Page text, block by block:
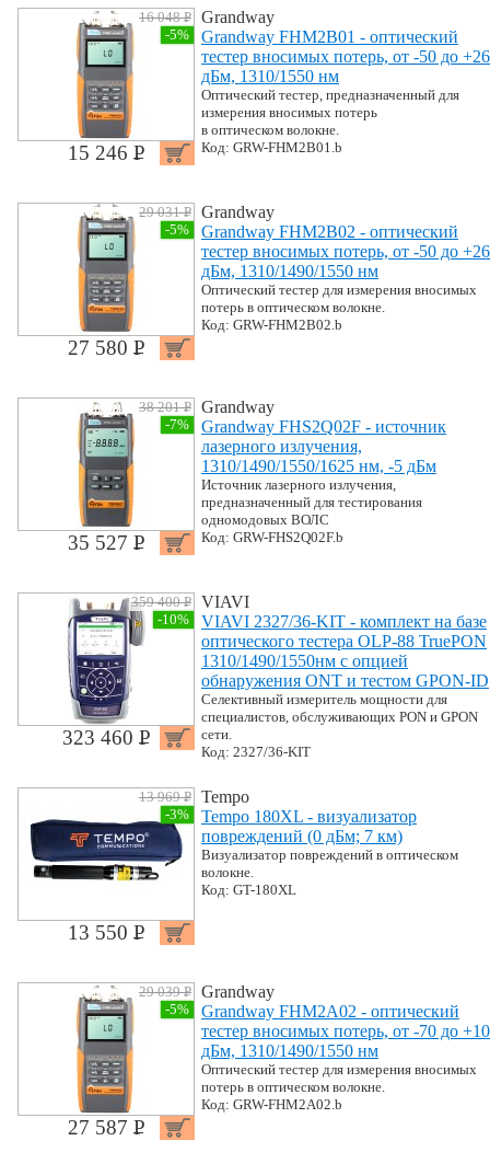
16 048 PУБ.
-5%
15 246 P УБ.
Grandway
Grandway FHM2B01 - оптический
тестер вносимых потерь, от -50 до +26
дБм, 1310/1550 нм
Оптический тестер, предназначенный для
измерения вносимых потерь
в оптическом волокне.
Код: GRW-FHM2B01.b
29 031 PУБ.
-5%
27 580 P УБ.
Grandway
Grandway FHM2B02 - оптический
тестер вносимых потерь, от -50 до +26
дБм, 1310/1490/1550 нм
Оптический тестер для измерения вносимых
потерь в оптическом волокне.
Код: GRW-FHM2B02.b
38 201 PУБ.
-7%
35 527 P УБ.
Grandway
Grandway FHS2Q02F - источник
лазерного излучения,
1310/1490/1550/1625 нм, -5 дБм
Источник лазерного излучения,
предназначенный для тестирования
одномодовых ВОЛС
Код: GRW-FHS2Q02F.b
359 400 PУБ.
-10%
323 460 P УБ.
VIAVI
VIAVI 2327/36-KIT - комплект на базе
оптического тестера OLP-88 TruePON
1310/1490/1550нм с опцией
обнаружения ONT и тестом GPON-ID
Селективный измеритель мощности для
специалистов, обслуживающих PON и GPON
сети.
Код: 2327/36-KIT
13 969 PУБ.
-3%
13 550 P УБ.
Tempo
Tempo 180XL - визуализатор
повреждений (0 дБм; 7 км)
Визуализатор повреждений в оптическом
волокне.
Код: GT-180XL
29 039 PУБ.
-5%
27 587 P УБ.
Grandway
Grandway FHM2A02 - оптический
тестер вносимых потерь, от -70 до +10
дБм, 1310/1490/1550 нм
Оптический тестер для измерения вносимых
потерь в оптическом волокне.
Код: GRW-FHM2A02.b